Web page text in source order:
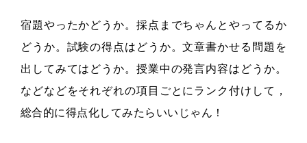
宿題やったかどうか。採点までちゃんとやってるか
どうか。試験の得点はどうか。文章書かせる問題を
出してみてはどうか。授業中の発言内容はどうか。
などなどをそれぞれの項目ごとにランク付けして，
総合的に得点化してみたらいいじゃん！